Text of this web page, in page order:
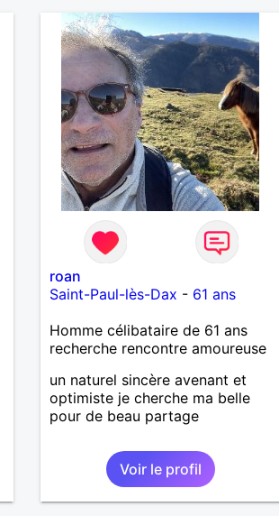
roan
Saint-Paul-lès-Dax - 61 ans
Homme célibataire de 61 ans
recherche rencontre amoureuse
un naturel sincère avenant et
optimiste je cherche ma belle
pour de beau partage
Voir le profil